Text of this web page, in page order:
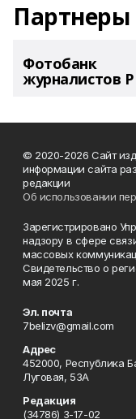
Партнеры
Фотобанк
журналистов
© 2020-2026 Сайт
информации сайта
редакции
Об использовании
Зарегистрировано
надзору в сфере
массовых
Свидетельство о
мая 2025 г.
Эл. почта
7belizv@gmail.com
Адрес
452000, Республика
Луговая, 53А
Редакция
(34786) 3-17-02